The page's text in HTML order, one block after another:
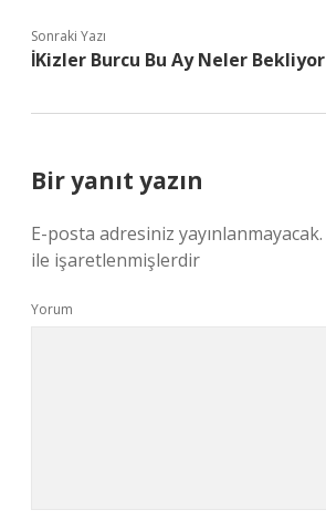
Sonraki Yazı
İKizler Burcu Bu Ay Neler Bekliyor
Bir yanıt yazın
E-posta adresiniz yayınlanmayacak.
ile işaretlenmişlerdir
Yorum